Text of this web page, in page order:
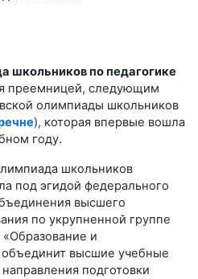
школьников по педагогике
преемницей, следующим
олимпиады школьников
), которая впервые вошла
году.
школьников
под эгидой федерального
высшего
по укрупненной группе
и
объединит высшие учебные
подготовки